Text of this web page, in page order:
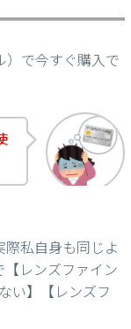
）で今すぐ購入で
私自身も同じよ
レンズファイン
い】【レンズフ